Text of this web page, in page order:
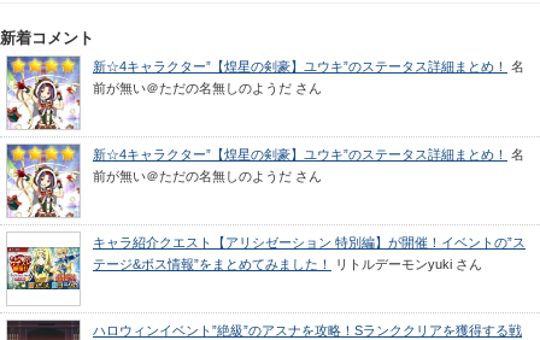
新着コメント
新☆4キャラクター”【煌星の剣豪】ユウキ”のステータス詳細まとめ！
名
前が無い＠ただの名無しのようだ さん
新☆4キャラクター”【煌星の剣豪】ユウキ”のステータス詳細まとめ！
名
前が無い＠ただの名無しのようだ さん
キャラ紹介クエスト【アリシゼーション 特別編】が開催！イベントの”ス
テージ&ボス情報”をまとめてみました！
リトルデーモンyuki さん
ハロウィンイベント”絶級”のアスナを攻略！Sランククリアを獲得する戦